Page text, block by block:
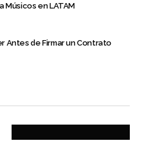
Músicos en LATAM
Antes de Firmar un Contrato